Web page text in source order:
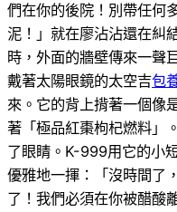
們在你的後院！別帶任
泥！」就在廖沾沾還在糾
時，外面的牆壁傳來一聲
戴著太陽眼鏡的太空吉包
來。它的背上揹著一個像
著「極品紅棗枸杞燃料
了眼睛。K-999用它的小
優雅地一揮：「沒時間了
了！我們必須在你被醋酸